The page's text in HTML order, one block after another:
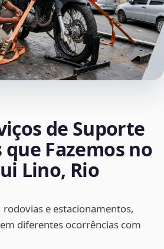
de Suporte
Fazemos no
Lino, Rio
e estacionamentos,
diferentes ocorrências com